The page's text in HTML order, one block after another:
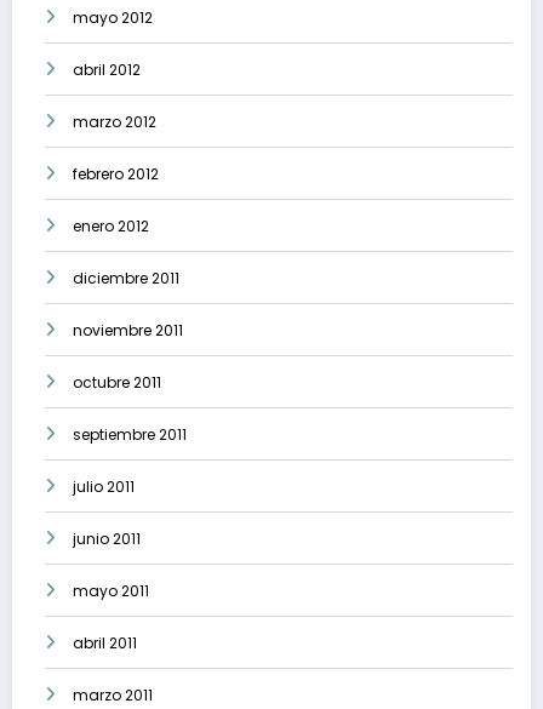
mayo 2012
abril 2012
marzo 2012
febrero 2012
enero 2012
diciembre 2011
noviembre 2011
octubre 2011
septiembre 2011
julio 2011
junio 2011
mayo 2011
abril 2011
marzo 2011